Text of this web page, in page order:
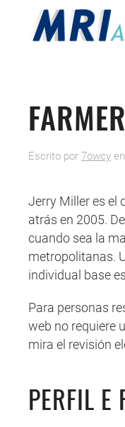
Escrito por 7owcy en
Jerry Miller es el
atrás en 2005.
cuando sea la
metropolitanas.
individual base
Para personas
web no requiere
mira el revisión
PERFIL E